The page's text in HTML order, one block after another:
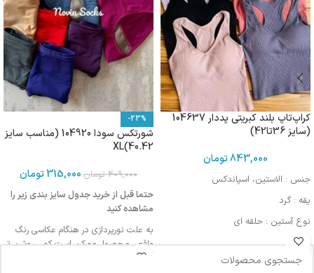
کراپ‌تاپ بلند کبریتی پددار 104637
(سایز 36تا42)
843,000تومان
جنس : الاستین، اسپاندکس
یقه : گرد
نوع آستین : حلقه ای
مورد استفاده : اسپرت، روزمره، مهمانی
-23%
شورتکس سودا 104920 (مناسب سایز
40.42)XL
409,000 تومان 315,000تومان
حتما قبل از خرید جدول سایز بندی زیر را
مشاهده کنید
به علت نورپردازی در هنگام عکاسی رنگ
واقعی محصول ممکن است کمی روشن تر
یا تیره تر باشد